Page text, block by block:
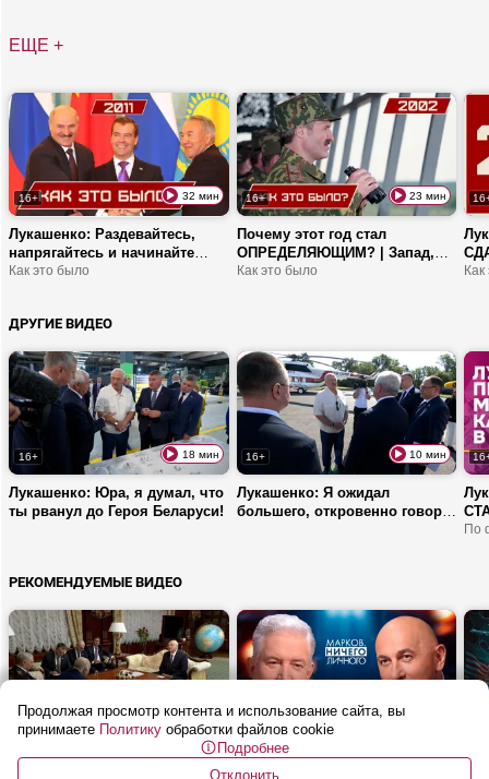
ЕЩЕ +
16+ 32 мин
Лукашенко: Раздевайтесь,
напрягайтесь и начинайте
РАБОТАТЬ! | Теракт, кризис и
Как это было
16+ 23 мин
Почему этот год стал
ОПРЕДЕЛЯЮЩИМ? | Запад,
военные учения и новый
Как это было
ДРУГИЕ ВИДЕО
16+ 18 мин
Лукашенко: Юра, я думал, что
ты рванул до Героя Беларуси!
16+ 10 мин
Лукашенко: Я ожидал
большего, откровенно говоря!
По
РЕКОМЕНДУЕМЫЕ ВИДЕО
16+ 2 мин
Лукашенко: Мы умеем делать
16+
Бабурин: Все мои прогнозы
сбывались! | Какие
Продолжая просмотр контента и использование сайта, вы
принимаете Политику обработки файлов cookie
Подробнее
Отклонить